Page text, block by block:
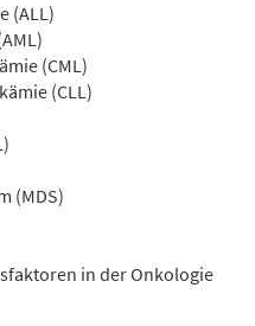
(ALL)
(CML)
(CLL)
(MDS)
in der Onkologie